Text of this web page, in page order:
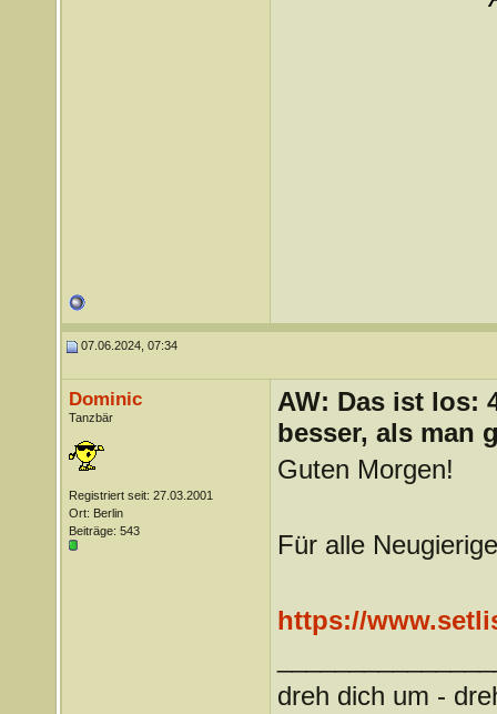
07.06.2024, 07:34
Dominic
Tanzbär
Registriert seit: 27.03.2001
Ort: Berlin
Beiträge: 543
AW: Das ist los:
besser, als man
Guten Morgen!
Für alle
https://
dreh dich um -